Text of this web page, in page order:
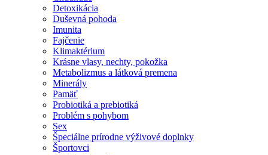
Detoxikácia
Duševná pohoda
Imunita
Fajčenie
Klimaktérium
Krásne vlasy, nechty, pokožka
Metabolizmus a látková premena
Minerály
Pamäť
Probiotiká a prebiotiká
Problém s pohybom
Sex
Špeciálne prírodne výživové doplnky
Športovci